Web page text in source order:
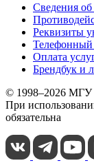
Сведения об
Реквизиты
Телефонный
Оплата
Брендбук и
© 1998–2026
При
обязательна